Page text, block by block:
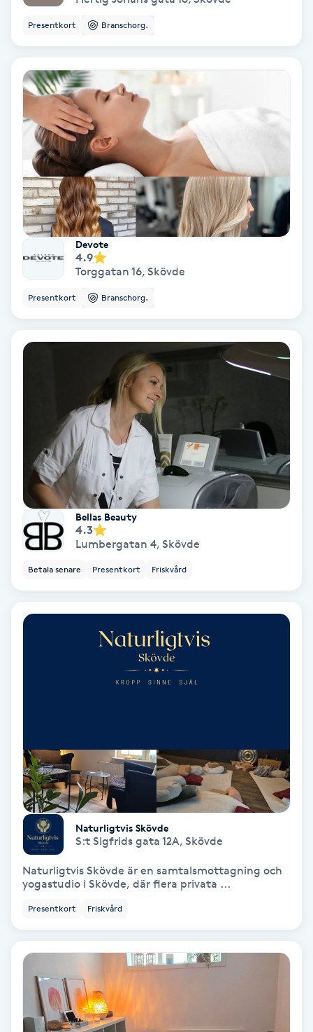
Naglar reparation
Navelpiercing
NBE-massage
Ny frisyr
Olaplex
Olaplexbehandling
Ombre
Ombre brows
Ortobionomi
Ortopedi
Osteopati
Permanent hårborttagning
Permanent ögonbrynsmakeup
Personal shopper
Personlig tränare
Piercing
Pigmentbehandling
Presentkort Branschorg.
Devote
4.9
Torggatan 16, Skövde
Presentkort Branschorg.
Bellas Beauty
4.3
Lumbergatan 4, Skövde
Betala senare Presentkort Friskvård
Naturligtvis Skövde
S:t Sigfrids gata 12A, Skövde
Naturligtvis Skövde är en samtalsmottagning och
yogastudio i Skövde, där flera privata ...
Presentkort Friskvård